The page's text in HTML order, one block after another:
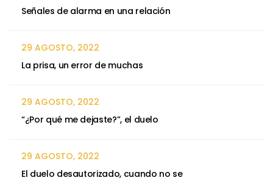
Señales de alarma en una relación
29 AGOSTO, 2022
La prisa, un error de muchas
29 AGOSTO, 2022
“¿Por qué me dejaste?”, el duelo
29 AGOSTO, 2022
El duelo desautorizado, cuando no se